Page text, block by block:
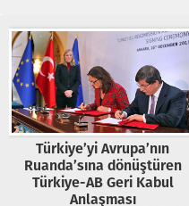
Türkiye’yi Avrupa’nın
Ruanda’sına dönüştüren
Türkiye-AB Geri Kabul
Anlaşması